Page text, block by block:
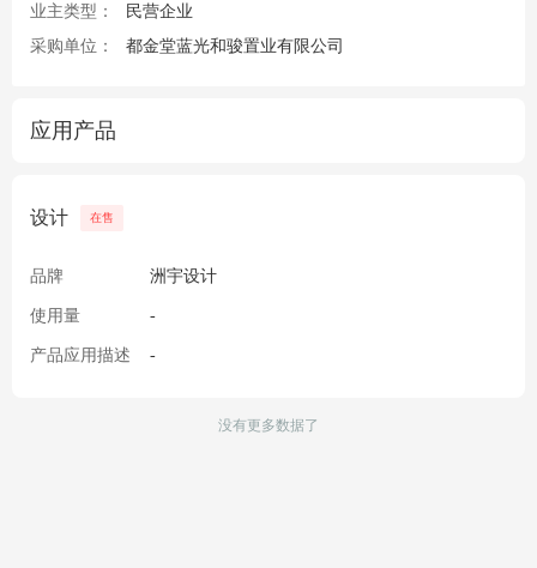
业主类型：
民营企业
采购单位：
都金堂蓝光和骏置业有限公司
应用产品
设计 在售
品牌 洲宇设计
使用量 -
产品应用描述 -
没有更多数据了